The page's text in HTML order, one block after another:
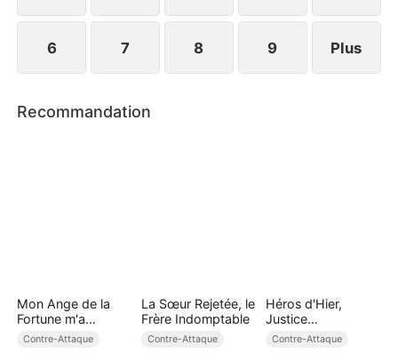
6 7 8 9 Plus
Recommandation
Mon Ange de la
Fortune m'a
Couronnée Reine
Contre-Attaque
La Sœur Rejetée, le
Frère Indomptable
Contre-Attaque
Héros d'Hier,
Justice
d'Aujourd'hui
Contre-Attaque